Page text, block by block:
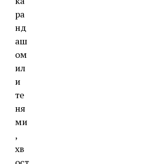
ра
нд
аш
ом
ил
и
те
ня
ми
,
хв